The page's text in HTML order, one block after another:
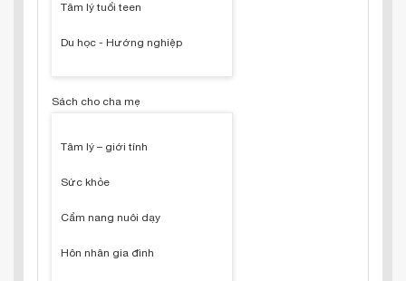
Tâm lý tuổi teen
Du học - Hướng nghiệp
Sách cho cha mẹ
Tâm lý – giới tính
Sức khỏe
Cẩm nang nuôi dạy
Hôn nhân gia đình